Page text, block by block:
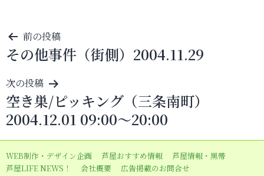
投
稿
ナ
ビ
ゲ
ー
シ
ョ
前の投稿
その他事件（街側）2004.11.29
次の投稿
空き巣/ピッキング（三条南町）
2004.12.01 09:00～20:00
WEB制作・デザイン企画 芦屋おすすめ情報
芦屋情報・黒帯
芦屋LIFE NEWS！
会社概要 広告掲載のお問合せ